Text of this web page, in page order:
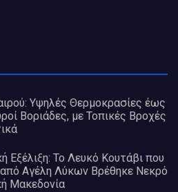
Υψηλές Θερμοκρασίες έως
Βοριάδες, με Τοπικές Βροχές
Εξέλιξη: Το Λευκό Κουτάβι που
από Αγέλη Λύκων Βρέθηκε Νεκρό
Μακεδονία